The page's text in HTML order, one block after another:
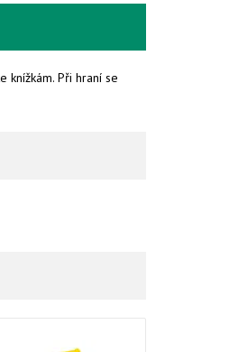
knížkám. Při hraní se